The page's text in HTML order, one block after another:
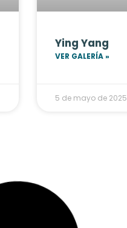
Ying Yang
VER GALERÍA »
5 de mayo de 2025